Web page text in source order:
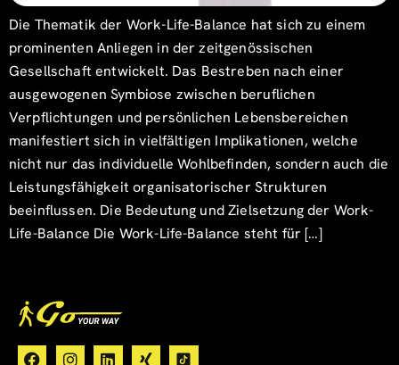
Die Thematik der Work-Life-Balance hat sich zu einem
prominenten Anliegen in der zeitgenössischen
Gesellschaft entwickelt. Das Bestreben nach einer
ausgewogenen Symbiose zwischen beruflichen
Verpflichtungen und persönlichen Lebensbereichen
manifestiert sich in vielfältigen Implikationen, welche
nicht nur das individuelle Wohlbefinden, sondern auch die
Leistungsfähigkeit organisatorischer Strukturen
beeinflussen. Die Bedeutung und Zielsetzung der Work-
Life-Balance Die Work-Life-Balance steht für […]